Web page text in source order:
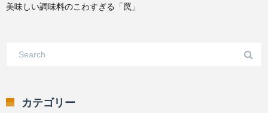
美味しい調味料のこわすぎる「罠」
カテゴリー